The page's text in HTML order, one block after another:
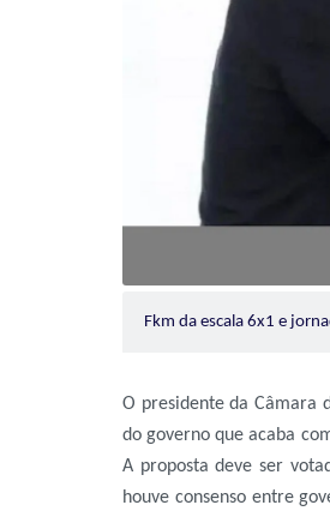
Fkm da escala 6x1 e
O presidente da Câmara
do governo que acaba
A proposta deve ser
houve consenso entre